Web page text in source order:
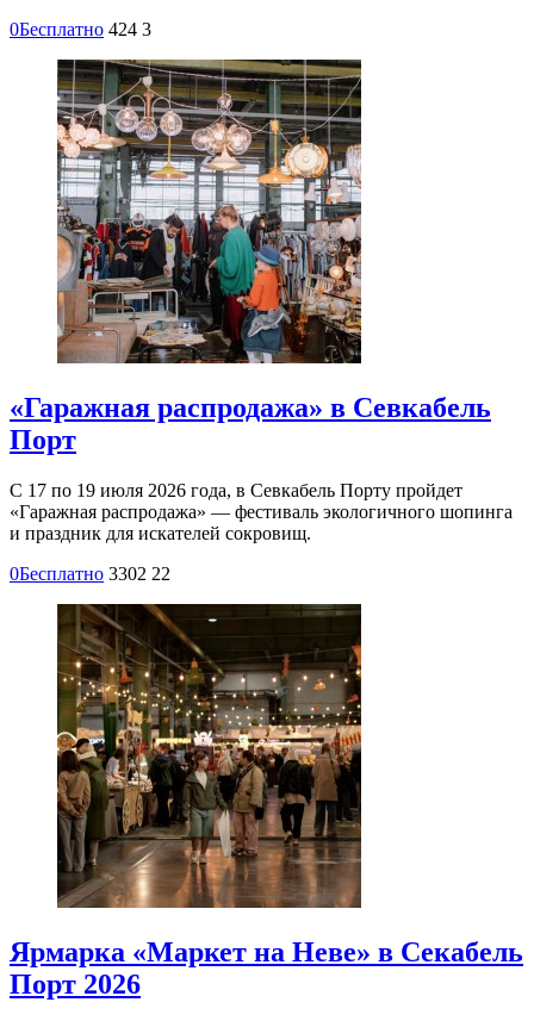
0Бесплатно 424 3
«Гаражная распродажа» в Севкабель
Порт
С 17 по 19 июля 2026 года, в Севкабель Порту пройдет
«Гаражная распродажа» — фестиваль экологичного шопинга
и праздник для искателей сокровищ.
0Бесплатно 3302 22
Ярмарка «Маркет на Неве» в Секабель
Порт 2026